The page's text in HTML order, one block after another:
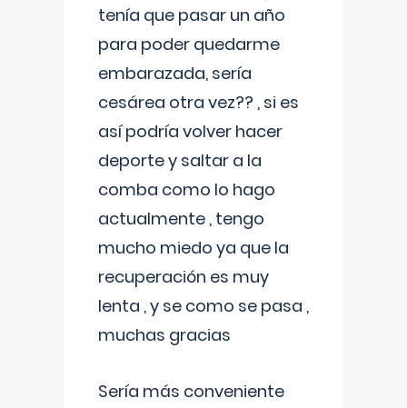
tenía que pasar un año
para poder quedarme
embarazada, sería
cesárea otra vez?? , si es
así podría volver hacer
deporte y saltar a la
comba como lo hago
actualmente , tengo
mucho miedo ya que la
recuperación es muy
lenta , y se como se pasa ,
muchas gracias
Sería más conveniente